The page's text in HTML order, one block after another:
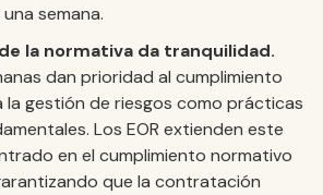
semana.
la normativa da tranquilidad.
dan prioridad al cumplimiento
la gestión de riesgos como prácticas
Los EOR extienden este
en el cumplimiento normativo
que la contratación